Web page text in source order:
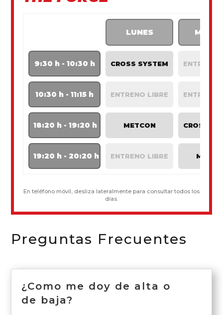
LUNES
9:30 h - 10:30 h CROSS SYSTEM ENTRENO
10:30 h - 11:15 h ENTRENO LIBRE ENTRENO
18:20 h - 19:20 h METCON CROSS
19:20 h - 20:20 h ENTRENO LIBRE
En teléfono móvil, desliza lateralmente para consultar todos los
días.
Preguntas Frecuentes
¿Como me doy de alta o
de baja?